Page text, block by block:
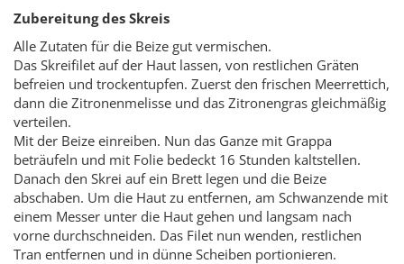
Zubereitung des Skreis
Alle Zutaten für die Beize gut vermischen.
Das Skreifilet auf der Haut lassen, von restlichen Gräten
befreien und trockentupfen. Zuerst den frischen Meerrettich,
dann die Zitronenmelisse und das Zitronengras gleichmäßig
verteilen.
Mit der Beize einreiben. Nun das Ganze mit Grappa
beträufeln und mit Folie bedeckt 16 Stunden kaltstellen.
Danach den Skrei auf ein Brett legen und die Beize
abschaben. Um die Haut zu entfernen, am Schwanzende mit
einem Messer unter die Haut gehen und langsam nach
vorne durchschneiden. Das Filet nun wenden, restlichen
Tran entfernen und in dünne Scheiben portionieren.